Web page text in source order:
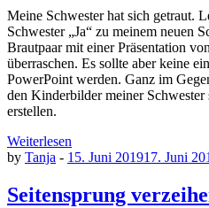
Meine Schwester hat sich getraut.
Schwester „Ja“ zu meinem neuen
Brautpaar mit einer Präsentation
überraschen. Es sollte aber keine
PowerPoint werden. Ganz im
den Kinderbilder meiner Schwester
erstellen.
Weiterlesen
by Tanja - 15. Juni 201917. Juni
Seitensprung